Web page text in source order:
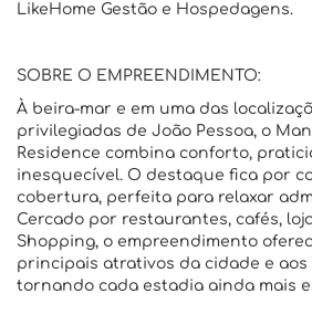
LikeHome Gestão e Hospedagens.
SOBRE O EMPREENDIMENTO:
À beira-mar e em uma das
privilegiadas de João Pessoa, o
Residence combina conforto,
inesquecível. O destaque fica por
cobertura, perfeita para relaxar
Cercado por restaurantes, cafés,
Shopping, o empreendimento
principais atrativos da cidade e aos
tornando cada estadia ainda mais